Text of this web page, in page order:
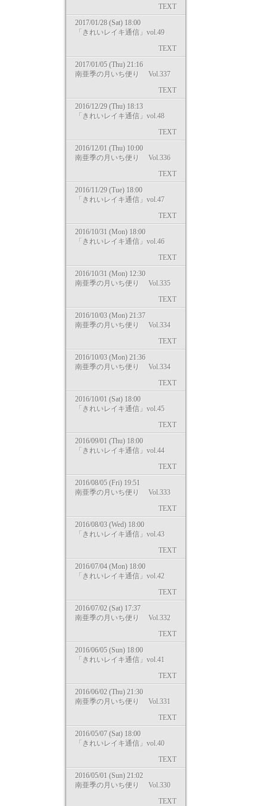
TEXT
2017/01/28 (Sat) 18:00
「きれいレイキ通信」vol.49
TEXT
2017/01/05 (Thu) 21:16
南亜季の月いち便り Vol.337
TEXT
2016/12/29 (Thu) 18:13
「きれいレイキ通信」vol.48
TEXT
2016/12/01 (Thu) 10:00
南亜季の月いち便り Vol.336
TEXT
2016/11/29 (Tue) 18:00
「きれいレイキ通信」vol.47
TEXT
2016/10/31 (Mon) 18:00
「きれいレイキ通信」vol.46
TEXT
2016/10/31 (Mon) 12:30
南亜季の月いち便り Vol.335
TEXT
2016/10/03 (Mon) 21:37
南亜季の月いち便り Vol.334
TEXT
2016/10/03 (Mon) 21:36
南亜季の月いち便り Vol.334
TEXT
2016/10/01 (Sat) 18:00
「きれいレイキ通信」vol.45
TEXT
2016/09/01 (Thu) 18:00
「きれいレイキ通信」vol.44
TEXT
2016/08/05 (Fri) 19:51
南亜季の月いち便り Vol.333
TEXT
2016/08/03 (Wed) 18:00
「きれいレイキ通信」vol.43
TEXT
2016/07/04 (Mon) 18:00
「きれいレイキ通信」vol.42
TEXT
2016/07/02 (Sat) 17:37
南亜季の月いち便り Vol.332
TEXT
2016/06/05 (Sun) 18:00
「きれいレイキ通信」vol.41
TEXT
2016/06/02 (Thu) 21:30
南亜季の月いち便り Vol.331
TEXT
2016/05/07 (Sat) 18:00
「きれいレイキ通信」vol.40
TEXT
2016/05/01 (Sun) 21:02
南亜季の月いち便り Vol.330
TEXT